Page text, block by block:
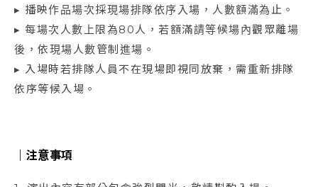
▸ 播映作品場次採現場排隊依序入場，人數額滿為止。
▸ 每場次人數上限為80人，若額滿請等候場內觀眾離場
後，依現場人數管制進場。
▸ 入場時若排隊人員不在現場即視同放棄，需重新排隊
依序等候入場。
注意事項